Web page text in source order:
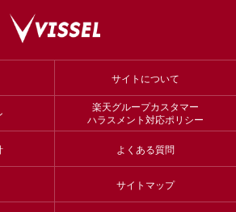
サイトについて
楽天グループカスタマー
ハラスメント対応ポリシー
よくある質問
サイトマップ